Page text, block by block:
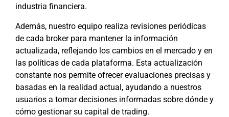
industria financiera.
Además, nuestro equipo realiza revisiones periódicas
de cada broker para mantener la información
actualizada, reflejando los cambios en el mercado y en
las políticas de cada plataforma. Esta actualización
constante nos permite ofrecer evaluaciones precisas y
basadas en la realidad actual, ayudando a nuestros
usuarios a tomar decisiones informadas sobre dónde y
cómo gestionar su capital de trading.